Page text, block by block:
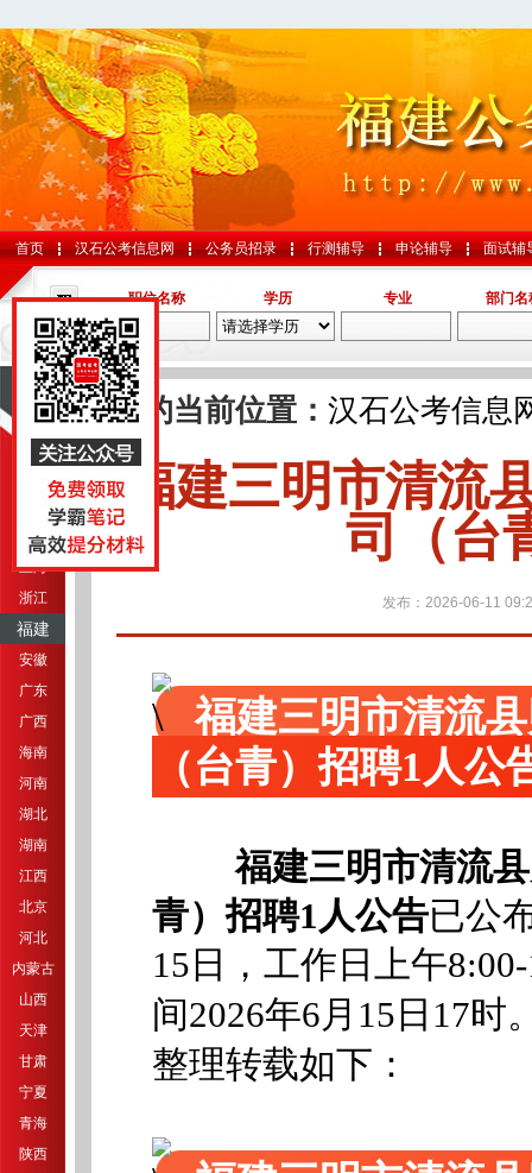
首页 汉石公考信息网 公务员招录 行测辅导 申论辅导 面试辅
职位名称 学历 专业 部门名
导航
江苏
上海
浙江
福建
安徽
广东
广西
海南
河南
湖北
湖南
江西
北京
河北
内蒙古
山西
天津
甘肃
宁夏
青海
陕西
您的当前位置： 汉石公考信息
福建三明市清流
司（台
发布：2026-06-11
福建三明市清流
（台青）招聘1人公
福建三明市清流
青）招聘1人公告已公
15日，工作日上午
间2026年6月15日17时
整理转载如下：